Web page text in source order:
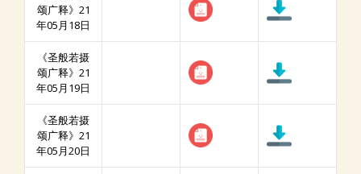
颂广释》21
年05月18日
《圣般若摄
颂广释》21
年05月19日
《圣般若摄
颂广释》21
年05月20日